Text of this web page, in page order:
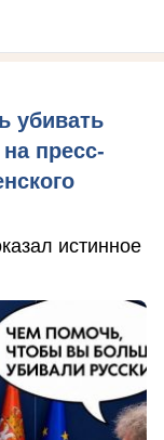
убивать
пресс-
истинное